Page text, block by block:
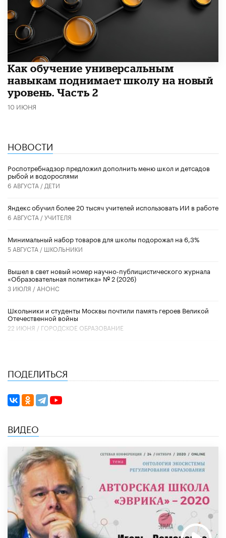
​Как обучение универсальным
навыкам поднимает школу на новый
уровень. Часть 2
10 ИЮНЯ
НОВОСТИ
Роспотребнадзор предложил дополнить меню школ и детсадов
рыбой и водорослями
6 АВГУСТА / ДЕТИ
​Яндекс обучил более 20 тысяч учителей использовать ИИ в работе
6 АВГУСТА /УЧИТЕЛЯ
Минимальный набор товаров для школы подорожал на 6,3%
5 АВГУСТА / ШКОЛЬНИКИ
Вышел в свет новый номер научно-публицистического журнала
«Образовательная политика» № 2 (2026)
3 ИЮЛЯ / АНОНС
Школьники и студенты Москвы почтили память героев Великой
Отечественной войны
22 ИЮНЯ / ГОРОДСКОЕ ОБРАЗОВАНИЕ
ПОДЕЛИТЬСЯ
ВИДЕО